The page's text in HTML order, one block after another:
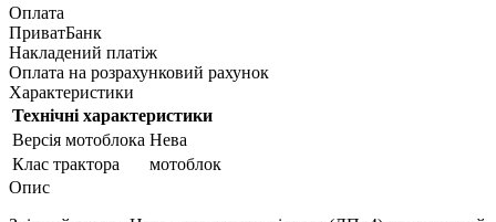
Оплата
ПриватБанк
Накладений платіж
Оплата на розрахунковий рахунок
Характеристики
Технічні характеристики
Версія мотоблока Нева
Клас трактора
мотоблок
Опис